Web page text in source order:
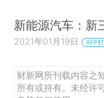
新能源汽车：新
2021年01月19日 APP
财新网所刊载内容之
所有或持有。未经许